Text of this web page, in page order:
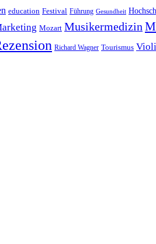
education Festival Führung Gesundheit
Mozart Musikermedizin
Richard Wagner Tourismus